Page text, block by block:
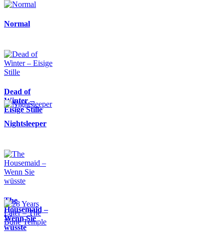
Normal
Dead of
Winter –
Eisige Stille
Nightsleeper
The
Housemaid –
Wenn Sie
wüsste